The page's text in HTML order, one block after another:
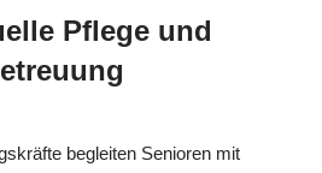
Pflege und
begleiten Senioren mit